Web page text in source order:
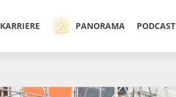
KARRIERE PANORAMA PODCAST